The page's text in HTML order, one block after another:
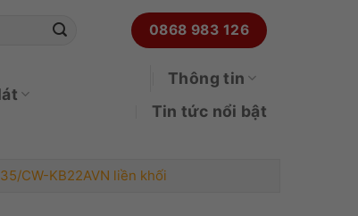
0868 983 126
Thông tin
Tin tức nổi bật
CW-KB22AVN liền khối